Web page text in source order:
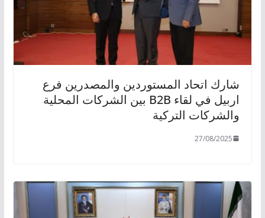
شارك اتحاد المستوردين والمصدرين فرع
اربيل في لقاء B2B بين الشركات المحلية
والشركات التركية
27/08/2025